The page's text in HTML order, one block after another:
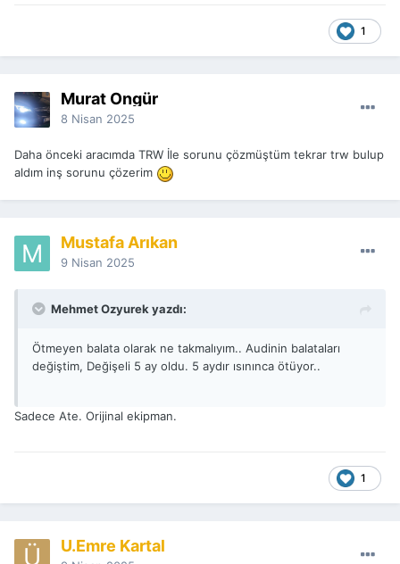
1
Murat Öngür
8 Nisan 2025
Daha önceki aracımda TRW İle sorunu çözmüştüm tekrar trw bulup
aldım inş sorunu çözerim
Mustafa Arıkan
9 Nisan 2025
Mehmet Ozyurek yazdı:
Ötmeyen balata olarak ne takmalıyım.. Audinin balataları
değiştim, Değişeli 5 ay oldu. 5 aydır ısınınca ötüyor..
Sadece Ate. Orijinal ekipman.
1
Ü.Emre Kartal